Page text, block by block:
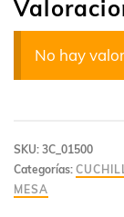
No hay
SKU: 3C_01500
Categorías:
MESA